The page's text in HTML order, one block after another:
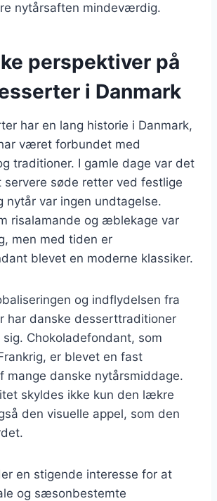
nytårsaften mindeværdig.
perspektiver på
i Danmark
har en lang historie i Danmark,
været forbundet med
traditioner. I gamle dage var det
servere søde retter ved festlige
nytår var ingen undtagelse.
risalamande og æblekage var
men med tiden er
blevet en moderne klassiker.
og indflydelsen fra
har danske desserttraditioner
Chokoladefondant, som
er blevet en fast
mange danske nytårsmiddage.
skyldes ikke kun den lækre
den visuelle appel, som den
en stigende interesse for at
og sæsonbestemte